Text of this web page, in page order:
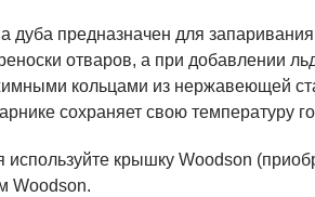
дуба предназначен для
отваров, а при добавлении
кольцами из нержавеющей
сохраняет свою температуру
крышку Woodson
Woodson.